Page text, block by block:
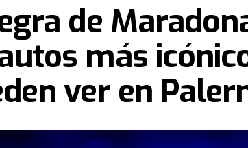
de
más
ver en